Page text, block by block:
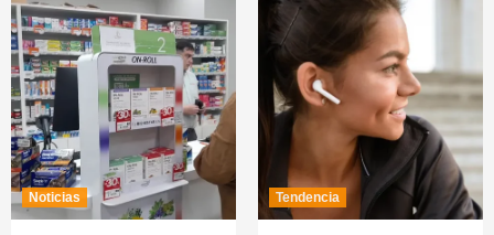
Noticias Tendencia